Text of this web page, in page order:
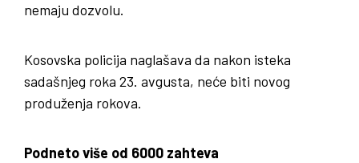
nemaju dozvolu.
Kosovska policija naglašava da nakon isteka
sadašnjeg roka 23. avgusta, neće biti novog
produženja rokova.
Podneto više od 6000 zahteva